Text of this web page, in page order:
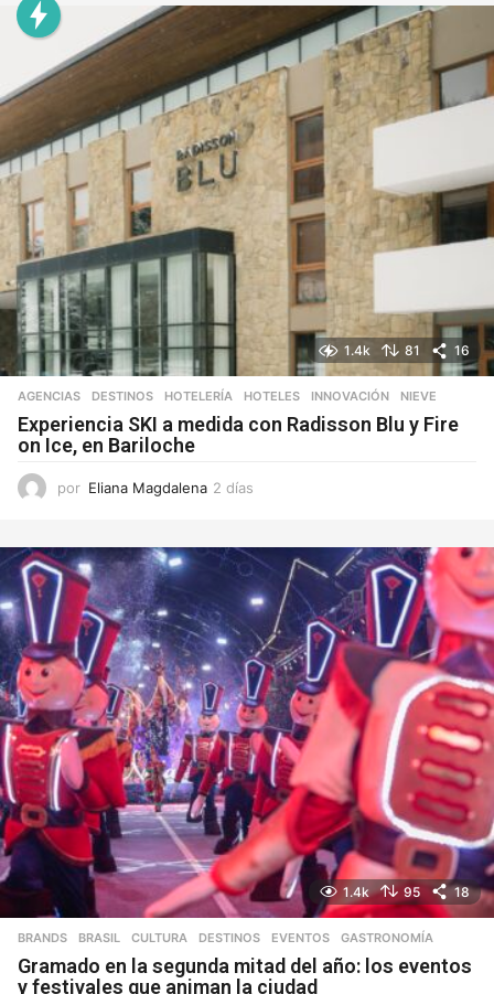
a
1.4k 81 16
AGENCIAS ,DESTINOS ,HOTELERÍA ,HOTELES ,INNOVACIÓN ,NIEVE
Experiencia SKI a medida con Radisson Blu y Fire
on Ice, en Bariloche
por Eliana Magdalena 2 días
a
1.4k 95 18
BRANDS ,BRASIL ,CULTURA ,DESTINOS ,EVENTOS ,GASTRONOMÍA
Gramado en la segunda mitad del año: los eventos
y festivales que animan la ciudad